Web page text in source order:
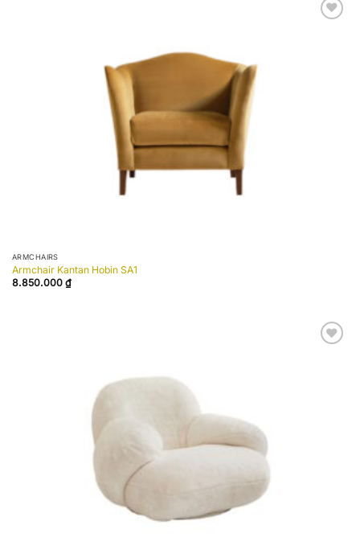
ARMCHAIRS
Armchair Kantan Hobin SA1
8.850.000 ₫